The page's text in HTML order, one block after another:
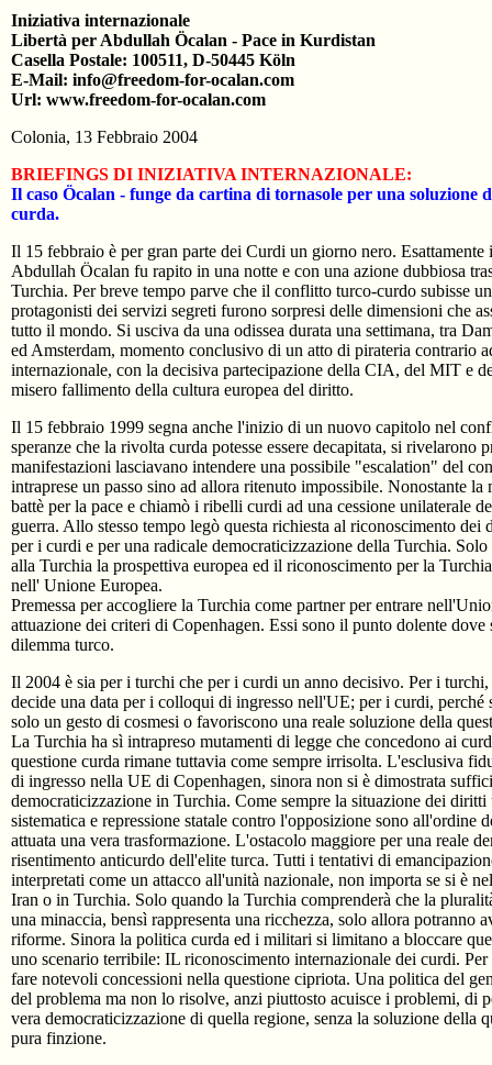
Iniziativa internazionale
Libertà per Abdullah Öcalan - Pace in Kurdistan
Casella Postale: 100511, D-50445 Köln
E-Mail: info@freedom-for-ocalan.com
Url: www.freedom-for-ocalan.com
Colonia, 13 Febbraio 2004
BRIEFINGS DI INIZIATIVA INTERNAZIONALE:
Il caso Öcalan - funge da cartina di tornasole per una soluzione
curda.
Il 15 febbraio è per gran parte dei Curdi un giorno nero.
Abdullah Öcalan fu rapito in una notte e con una azione dubbiosa
Turchia. Per breve tempo parve che il conflitto turco-curdo subisse
protagonisti dei servizi segreti furono sorpresi delle dimensioni che
tutto il mondo. Si usciva da una odissea durata una settimana, tra
ed Amsterdam, momento conclusivo di un atto di pirateria contrario
internazionale, con la decisiva partecipazione della CIA, del MIT e
misero fallimento della cultura europea del diritto.
Il 15 febbraio 1999 segna anche l'inizio di un nuovo capitolo nel
speranze che la rivolta curda potesse essere decapitata, si rivelarono
manifestazioni lasciavano intendere una possibile "escalation" del
intraprese un passo sino ad allora ritenuto impossibile. Nonostante
battè per la pace e chiamò i ribelli curdi ad una cessione unilaterale
guerra. Allo stesso tempo legò questa richiesta al riconoscimento
per i curdi e per una radicale democraticizzazione della Turchia.
alla Turchia la prospettiva europea ed il riconoscimento per la
nell' Unione Europea.
Premessa per accogliere la Turchia come partner per entrare
attuazione dei criteri di Copenhagen. Essi sono il punto dolente dove
dilemma turco.
Il 2004 è sia per i turchi che per i curdi un anno decisivo. Per i turchi,
decide una data per i colloqui di ingresso nell'UE; per i curdi, perché
solo un gesto di cosmesi o favoriscono una reale soluzione della
La Turchia ha sì intrapreso mutamenti di legge che concedono ai
questione curda rimane tuttavia come sempre irrisolta. L'esclusiva
di ingresso nella UE di Copenhagen, sinora non si è dimostrata
democraticizzazione in Turchia. Come sempre la situazione dei
sistematica e repressione statale contro l'opposizione sono all'ordine
attuata una vera trasformazione. L'ostacolo maggiore per una reale
risentimento anticurdo dell'elite turca. Tutti i tentativi di
interpretati come un attacco all'unità nazionale, non importa se si è
Iran o in Turchia. Solo quando la Turchia comprenderà che la
una minaccia, bensì rappresenta una ricchezza, solo allora potranno
riforme. Sinora la politica curda ed i militari si limitano a bloccare
uno scenario terribile: IL riconoscimento internazionale dei curdi. Per
fare notevoli concessioni nella questione cipriota. Una politica del
del problema ma non lo risolve, anzi piuttosto acuisce i problemi, di
vera democraticizzazione di quella regione, senza la soluzione della
pura finzione.